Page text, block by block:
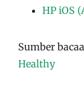
HP iOS
Sumber
Healthy